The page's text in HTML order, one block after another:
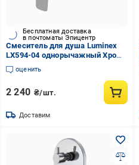
Бесплатная доставка
в почтоматы Эпицентр
Смеситель для душа Luminex
LX594-04 однорычажный Хром
(EA-LX594-04)
оценить
2 240 ₴/шт.
Доставим